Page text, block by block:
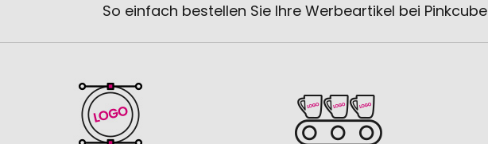
So einfach bestellen Sie Ihre Werbeartikel bei Pinkcube